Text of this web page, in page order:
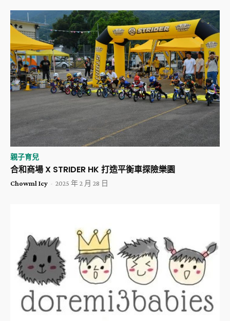
親子育兒
合和商場 X STRIDER HK 打造平衡車探險樂園
Chowml Icy - 2025 年 2 月 28 日